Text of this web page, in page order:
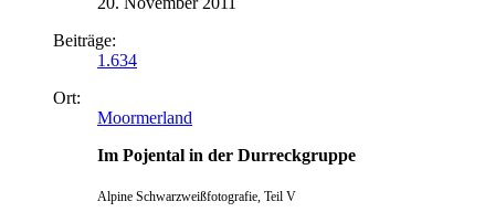
Beiträge:
1.634
Ort:
Moormerland
Im Pojental in der Durreckgruppe
Alpine Schwarzweißfotografie, Teil V